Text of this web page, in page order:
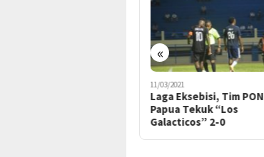
«
11/03/2021
Laga Eksebisi, Tim PON
Papua Tekuk “Los
Galacticos” 2-0